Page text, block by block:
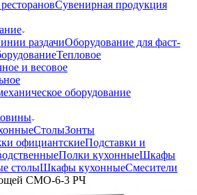
Сувенирная продукция
раздачиОборудование для фаст-
Тепловое
и весовое
оборудование
СтолыЗонты
официантскиеПодставки и
Полки кухонныеШкафы
столыШкафы кухонныеСмесители
СМО-6-3 РЧ